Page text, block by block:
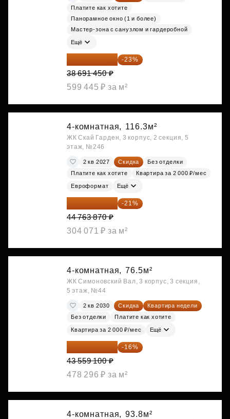
Платите как хотите
Панорамное окно (1 и более)
Мастер-зона с санузлом и гардеробной
Ещё
29 792 417 ₽ -23%
38 691 450 ₽
599 445 ₽ за м²
4-комнатная, 116.3м²
ЖК Скай Гарден, 3 корпус, 2 секция, 5
этаж, №246
2 кв 2027 Скидка
Без отделки
Платите как хотите
Квартира за 2 000 ₽/мес
Евроформат Ещё
35 363 457 ₽ -21%
44 763 870 ₽
304 071 ₽ за м²
4-комнатная, 76.5м²
ЖК Симоновский Вал, 3 корпус, 3 секция,
5 этаж, №44
2 кв 2030 Скидка
Квартира недели
Без отделки
Платите как хотите
Квартира за 2 000 ₽/мес Ещё
36 589 644 ₽ -16%
43 559 100 ₽
478 296 ₽ за м²
4-комнатная, 93.8м²